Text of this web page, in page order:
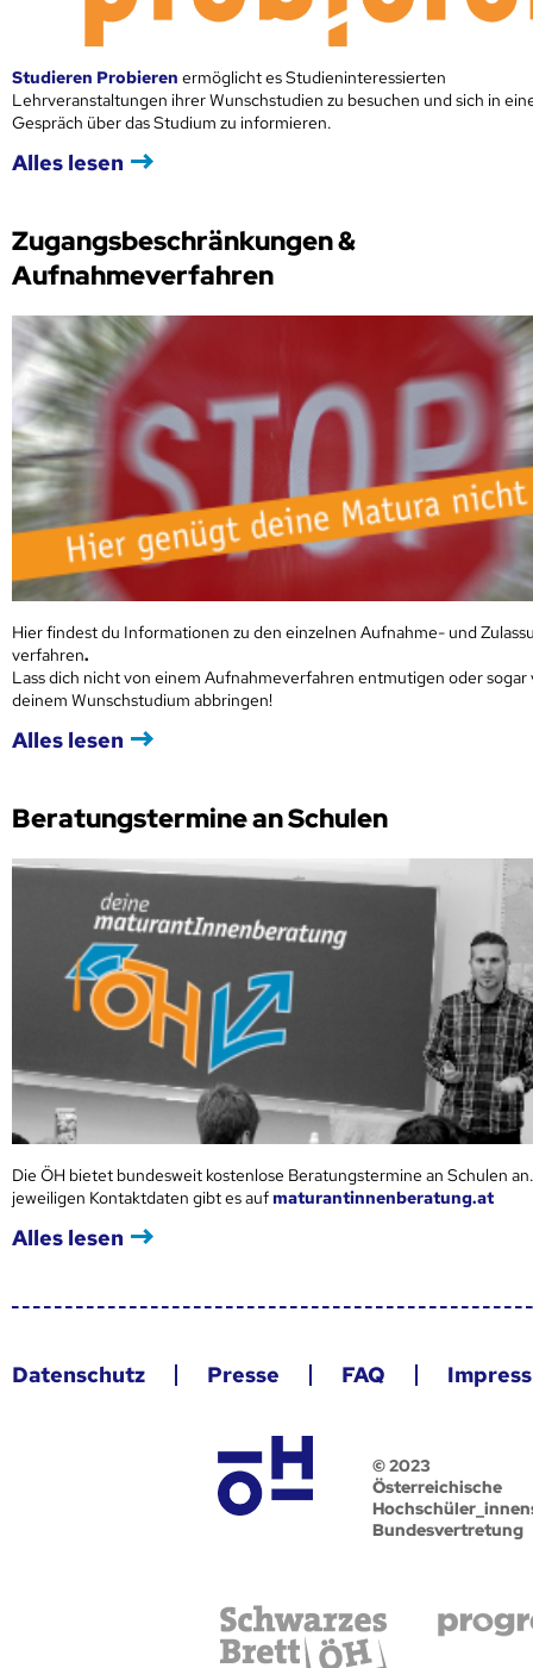
Studieren Probieren ermöglicht es Studieninteressierten
Lehrveranstaltungen ihrer Wunschstudien zu besuchen und sich in
Gespräch über das Studium zu informieren.
Alles lesen
Zugangsbeschränkungen &
Aufnahmeverfahren
Hier findest du Informationen zu den einzelnen Aufnahme- und
verfahren.
Lass dich nicht von einem Aufnahmeverfahren entmutigen oder sogar
deinem Wunschstudium abbringen!
Alles lesen
Beratungstermine an Schulen
Die ÖH bietet bundesweit kostenlose Beratungstermine an Schulen
jeweiligen Kontaktdaten gibt es aufmaturantinnenberatung.at
Alles lesen
Datenschutz Presse FAQ
© 2023
Österreichische
Bundesvertretung